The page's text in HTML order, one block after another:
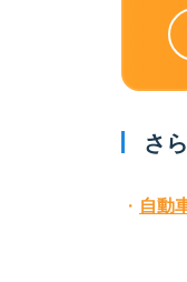
さ
自動